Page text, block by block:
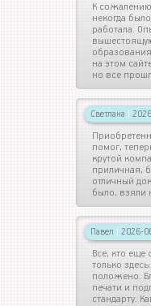
К
некогда
работала.
на этом
но все
Светлана |
помог,
крутой
приличная,
отличный
было, взяли
Павел | 2026-
Все, кто еще
только
положено.
печати и
стандарту.